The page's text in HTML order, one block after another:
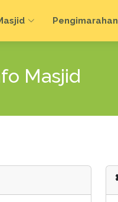
Pengimarahan
Masjid